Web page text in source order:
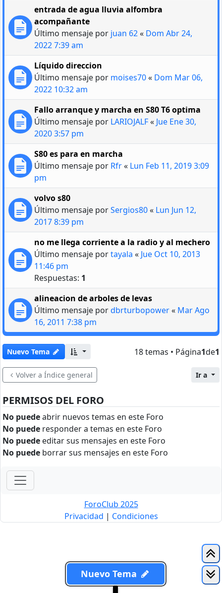
Nuevo Tema
entrada de agua lluvia alfombra
acompañante
Último mensaje por juan 62« Dom Abr 24,
2022 7:39 am
Líquido direccion
Último mensaje por moises70« Dom Mar 06,
2022 10:32 am
Fallo arranque y marcha en S80 T6 optima
Último mensaje por LARIOJALF« Jue Ene 30,
2020 3:57 pm
S80 es para en marcha
Último mensaje por Rfr« Lun Feb 11, 2019 3:09
pm
volvo s80
Último mensaje porSergios80« Lun Jun 12,
2017 8:39 pm
no me llega corriente a la radio y al mechero
Último mensaje portayala « Jue Oct 10, 2013
11:46 pm
Respuestas: 1
alineacion de arboles de levas
Último mensaje pordbrturbopower« Mar Ago
16, 2011 7:38 pm
Nuevo Tema 18 temas • Página1de1
Volver a Índice general Ir a
PERMISOS DEL FORO
No puedeabrir nuevos temas en este Foro
No puede responder a temas en este Foro
No puede editar sus mensajes en este Foro
No puede borrar sus mensajes en este Foro
ForoClub 2025
Privacidad | Condiciones